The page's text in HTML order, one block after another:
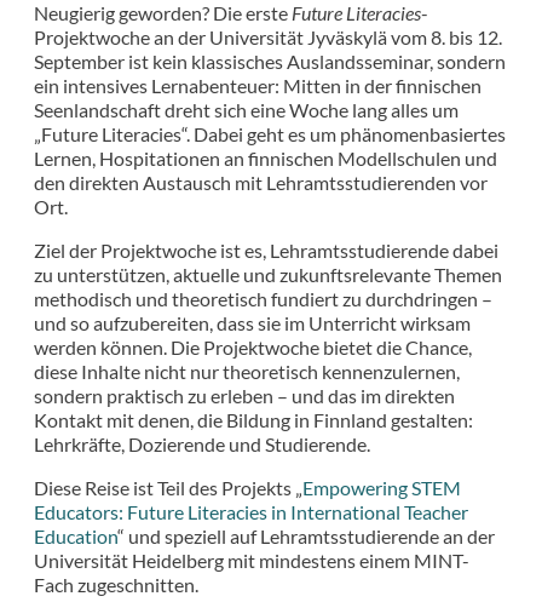
Neugierig geworden? Die erste Future Literacies-
Projektwoche an der Universität Jyväskylä vom 8. bis 12.
September ist kein klassisches Auslandsseminar, sondern
ein intensives Lernabenteuer: Mitten in der finnischen
Seenlandschaft dreht sich eine Woche lang alles um
„Future Literacies“. Dabei geht es um phänomenbasiertes
Lernen, Hospitationen an finnischen Modellschulen und
den direkten Austausch mit Lehramtsstudierenden vor
Ort.
Ziel der Projektwoche ist es, Lehramtsstudierende dabei
zu unterstützen, aktuelle und zukunftsrelevante Themen
methodisch und theoretisch fundiert zu durchdringen –
und so aufzubereiten, dass sie im Unterricht wirksam
werden können. Die Projektwoche bietet die Chance,
diese Inhalte nicht nur theoretisch kennenzulernen,
sondern praktisch zu erleben – und das im direkten
Kontakt mit denen, die Bildung in Finnland gestalten:
Lehrkräfte, Dozierende und Studierende.
Diese Reise ist Teil des Projekts „Empowering STEM
Educators: Future Literacies in International Teacher
Education“ und speziell auf Lehramtsstudierende an der
Universität Heidelberg mit mindestens einem MINT-
Fach zugeschnitten.